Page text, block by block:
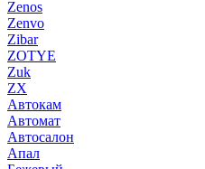
Zenos
Zenvo
Zibar
ZOTYE
Zuk
ZX
Автокам
Автомат
Автосалон
Апал